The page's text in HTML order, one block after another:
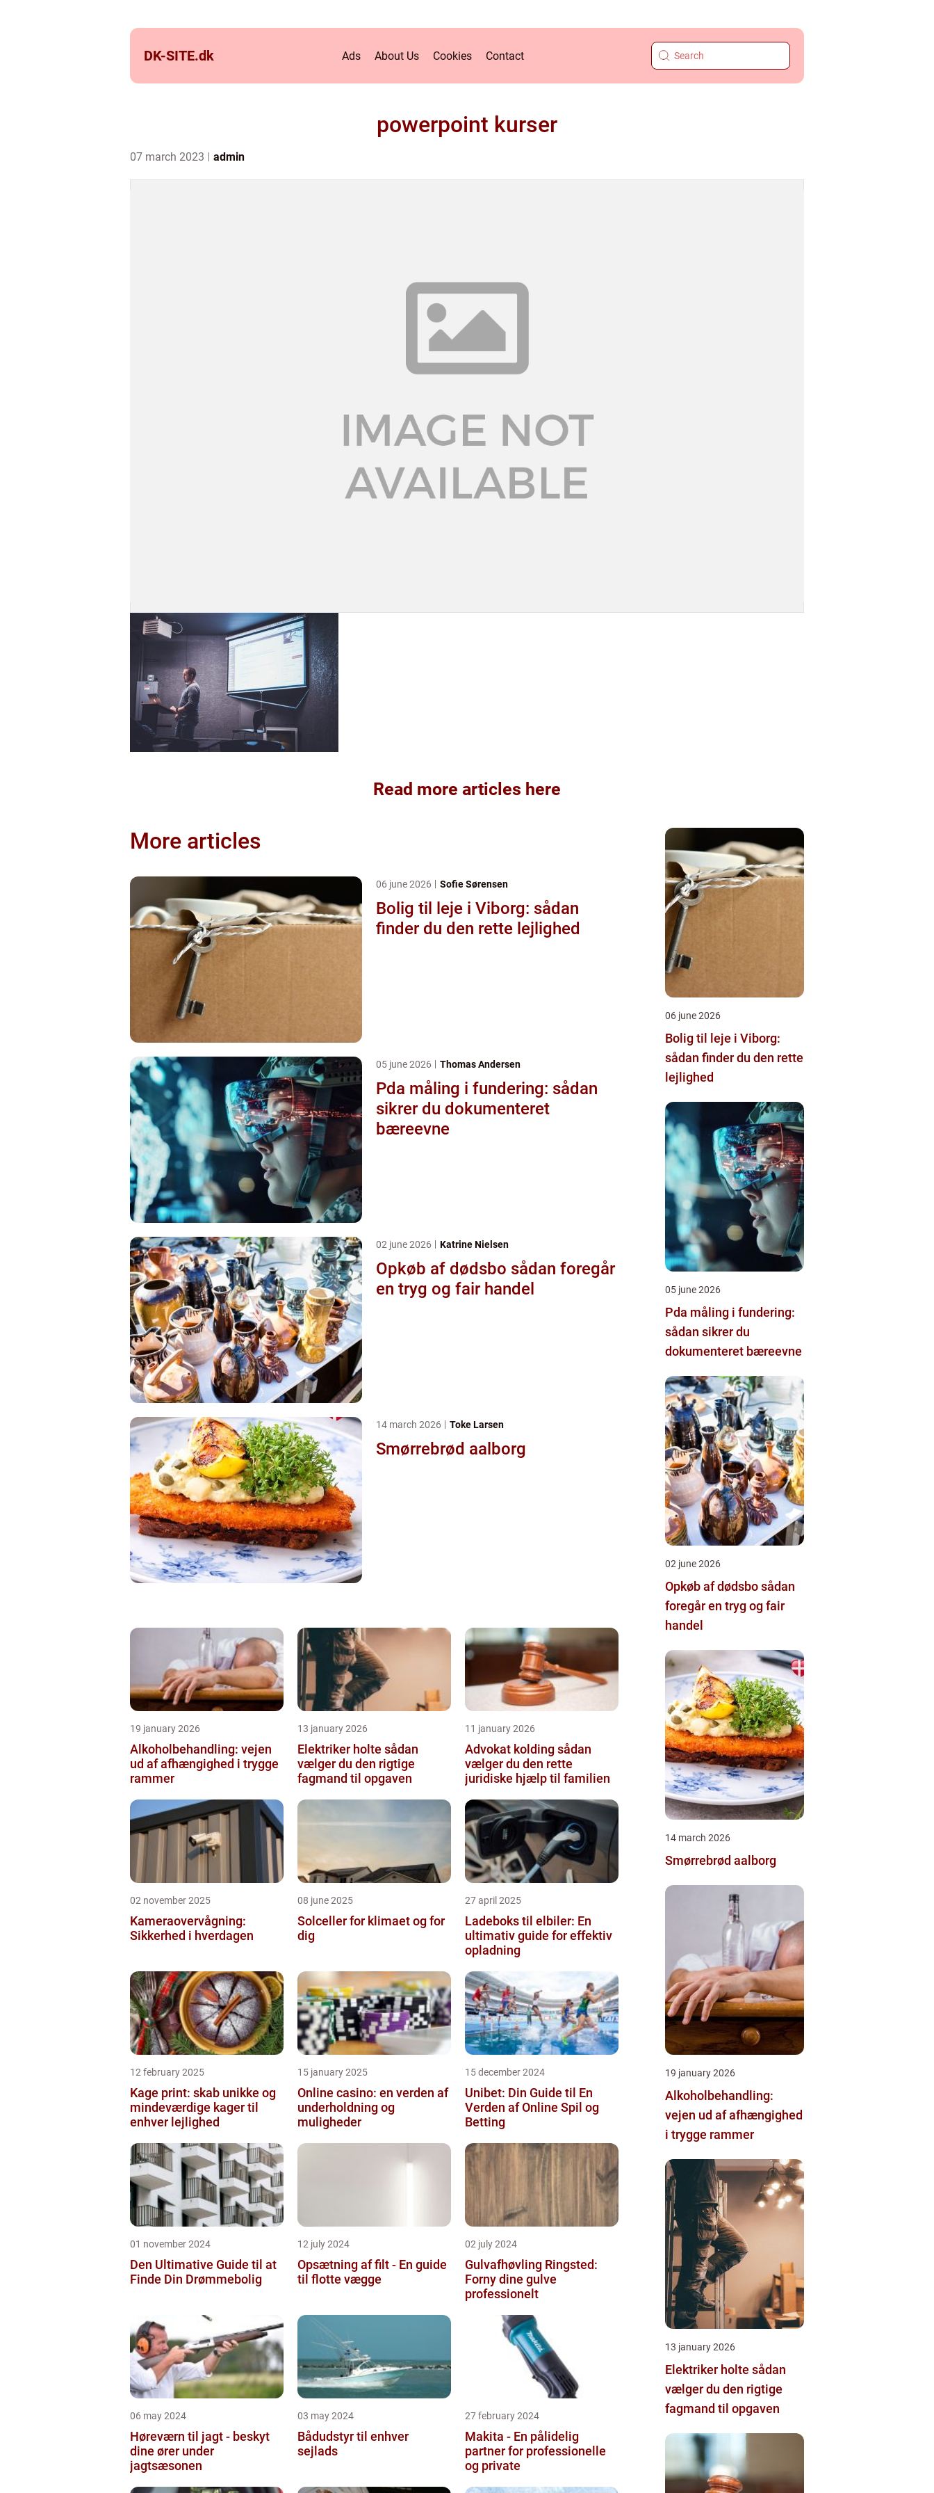
DK-SITE.dk Ads About Us Cookies Contact
powerpoint kurser
07 march 2023 admin
Read more articles here
More articles
06 june 2026 Sofie Sørensen
Bolig til leje i Viborg: sådan
finder du den rette lejlighed
05 june 2026 Thomas Andersen
Pda måling i fundering: sådan
sikrer du dokumenteret
bæreevne
02 june 2026 Katrine Nielsen
Opkøb af dødsbo sådan foregår
en tryg og fair handel
14 march 2026 Toke Larsen
Smørrebrød aalborg
19 january 2026
Alkoholbehandling: vejen
ud af afhængighed i trygge
rammer
13 january 2026
Elektriker holte sådan
vælger du den rigtige
fagmand til opgaven
11 january 2026
Advokat kolding sådan
vælger du den rette
juridiske hjælp til familien
02 november 2025
Kameraovervågning:
Sikkerhed i hverdagen
08 june 2025
Solceller for klimaet og for
dig
27 april 2025
Ladeboks til elbiler: En
ultimativ guide for effektiv
opladning
12 february 2025
Kage print: skab unikke og
mindeværdige kager til
enhver lejlighed
15 january 2025
Online casino: en verden af
underholdning og
muligheder
15 december 2024
Unibet: Din Guide til En
Verden af Online Spil og
Betting
01 november 2024
Den Ultimative Guide til at
Finde Din Drømmebolig
12 july 2024
Opsætning af filt - En guide
til flotte vægge
02 july 2024
Gulvafhøvling Ringsted:
Forny dine gulve
professionelt
06 may 2024
Høreværn til jagt - beskyt
dine ører under
jagtsæsonen
03 may 2024
Bådudstyr til enhver
sejlads
27 february 2024
Makita - En pålidelig
partner for professionelle
og private
06 june 2026
Bolig til leje i Viborg:
sådan finder du den rette
lejlighed
05 june 2026
Pda måling i fundering:
sådan sikrer du
dokumenteret bæreevne
02 june 2026
Opkøb af dødsbo sådan
foregår en tryg og fair
handel
14 march 2026
Smørrebrød aalborg
19 january 2026
Alkoholbehandling:
vejen ud af afhængighed
i trygge rammer
13 january 2026
Elektriker holte sådan
vælger du den rigtige
fagmand til opgaven